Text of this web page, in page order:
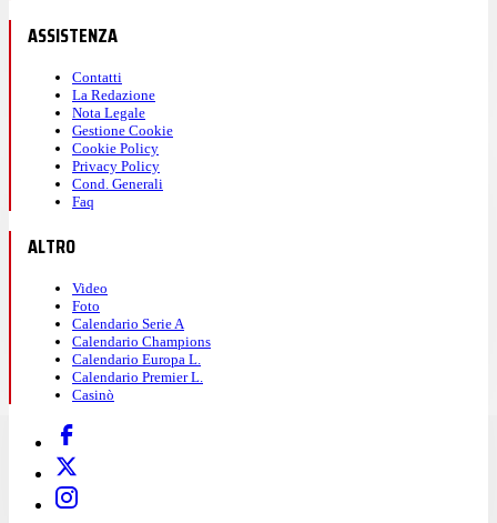
ASSISTENZA
Contatti
La Redazione
Nota Legale
Gestione Cookie
Cookie Policy
Privacy Policy
Cond. Generali
Faq
ALTRO
Video
Foto
Calendario Serie A
Calendario Champions
Calendario Europa L.
Calendario Premier L.
Casinò